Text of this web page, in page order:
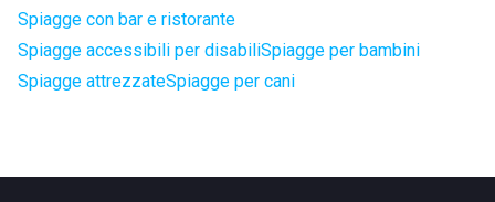
Spiagge con bar e ristorante
Spiagge accessibili per disabiliSpiagge per bambini
Spiagge attrezzateSpiagge per cani